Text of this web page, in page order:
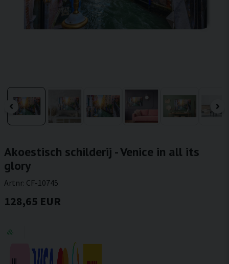
Akoestisch schilderij - Venice in all its
glory
Artnr: CF-10745
128,65 EUR